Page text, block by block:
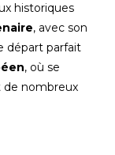
historiques
, avec son
départ parfait
, où se
de nombreux